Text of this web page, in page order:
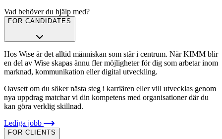
Vad behöver du hjälp med?
FOR CANDIDATES
Hos Wise är det alltid människan som står i centrum. När KIMM blir
en del av Wise skapas ännu fler möjligheter för dig som arbetar inom
marknad, kommunikation eller digital utveckling.
Oavsett om du söker nästa steg i karriären eller vill utvecklas genom
nya uppdrag matchar vi din kompetens med organisationer där du
kan göra verklig skillnad.
Lediga jobb
FOR CLIENTS